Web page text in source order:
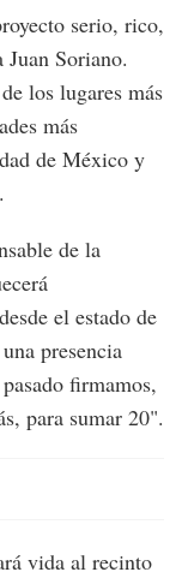
serio, rico,
Soriano.
los lugares más
más
de México y
de la
el estado de
presencia
firmamos,
para sumar 20".
vida al recinto